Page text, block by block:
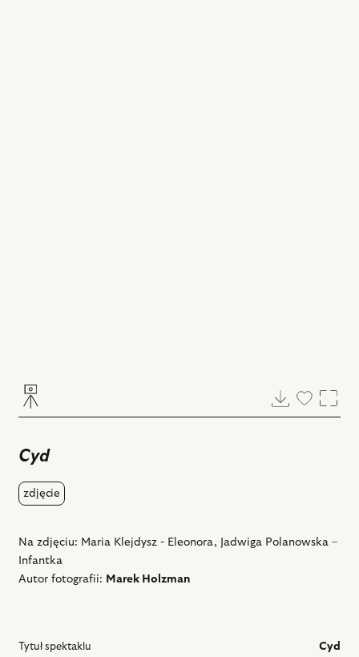
Pobierz
Dodaj
Cyd
zdjęcie
Na zdjęciu: Maria Klejdysz - Eleonora, Jadwiga Polanowska –
Infantka
Autor fotografii: Marek Holzman
Tytuł spektaklu Cyd